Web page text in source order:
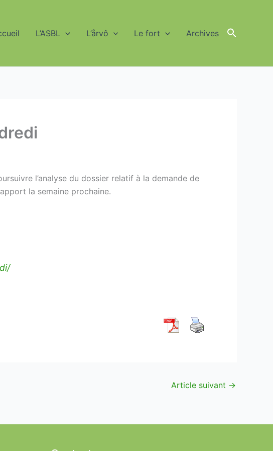
L’ASBL L’årvô Le fort Archives
l’analyse du dossier relatif à la demande de
la semaine prochaine.
Article suivant →